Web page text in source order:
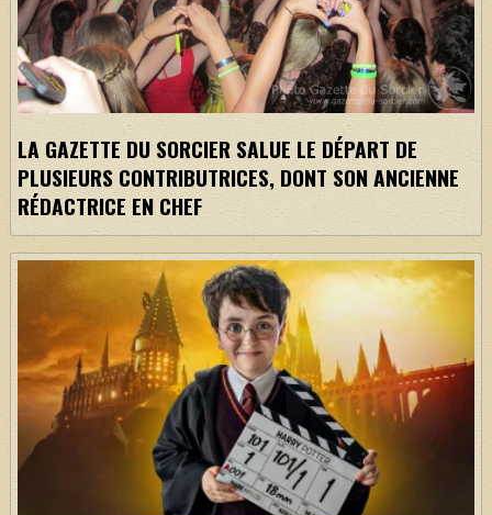
LA GAZETTE DU SORCIER SALUE LE DÉPART DE
PLUSIEURS CONTRIBUTRICES, DONT SON ANCIENNE
RÉDACTRICE EN CHEF